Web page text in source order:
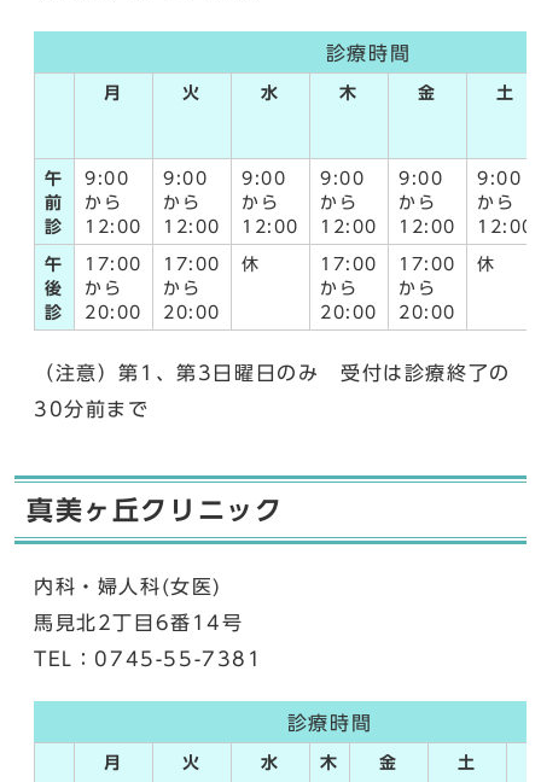
診療時間
月 火 水 木 金 土
午
前
診
9:00
から
12:00
9:00
から
12:00
9:00
から
12:00
9:00
から
12:00
9:00
から
12:00
9:00
から
12:00
午
後
診
17:00
から
20:00
17:00
から
20:00
休
17:00
から
20:00
17:00
から
20:00
休
（注意）第1、第3日曜日のみ 受付は診療終了の
30分前まで
真美ヶ丘クリニック
内科・婦人科(女医)
馬見北2丁目6番14号
TEL：0745-55-7381
診療時間
月 火 水 木 金 土